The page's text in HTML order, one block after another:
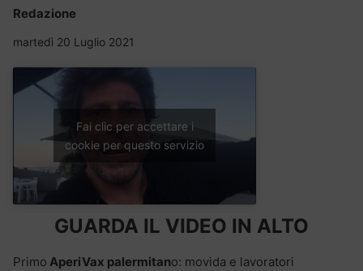
Redazione
martedì 20 Luglio 2021
Fai clic per accettare i
cookie per questo servizio
GUARDA IL VIDEO IN ALTO
Primo AperiVax palermitano: movida e lavoratori